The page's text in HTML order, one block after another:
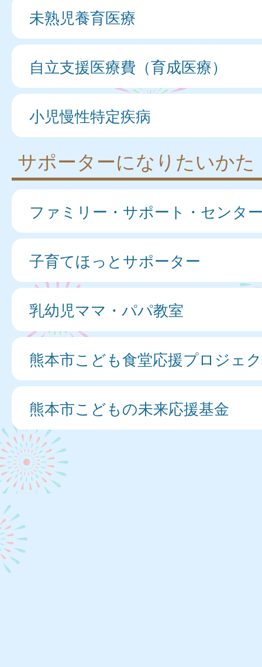
未熟児養育医療
自立支援医療費（育成医療）
小児慢性特定疾病
サポーターになりたいかた
ファミリー・サポート・センタ
子育てほっとサポーター
乳幼児ママ・パパ教室
熊本市こども食堂応援プロジェ
熊本市こどもの未来応援基金